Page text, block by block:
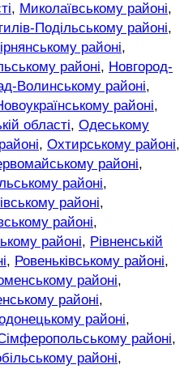
, Миколаївському районі,
Подільському районі,
районі,
районі, Новгород-
Волинському районі,
районі,
області, Одеському
, Охтирському районі,
районі,
районі,
районі,
районі,
районі, Рівненській
, Ровеньківському районі,
районі,
районі,
районі,
районі,
районі,